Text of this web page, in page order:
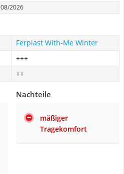
08/2026
Ferplast With-Me Winter
+++
++
Nachteile
mäßiger
Tragekomfort